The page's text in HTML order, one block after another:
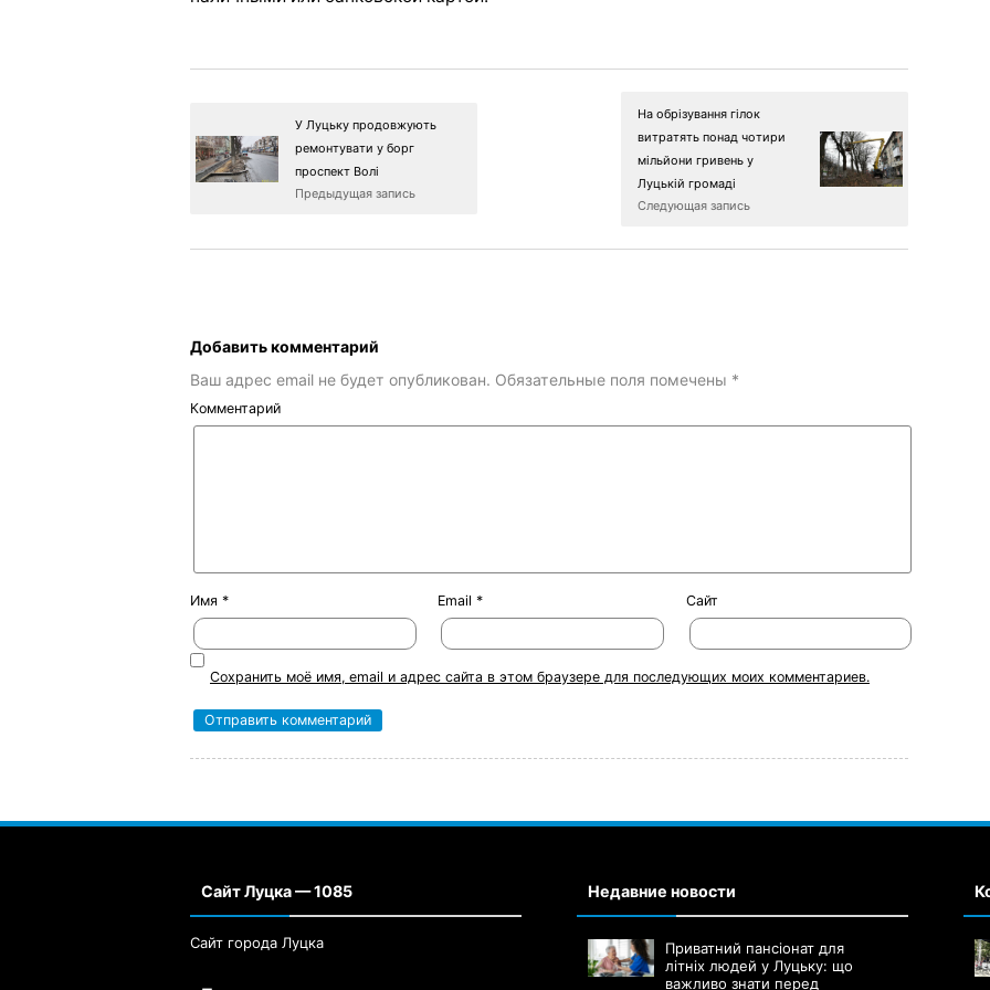
У Луцьку продовжують
ремонтувати у борг
проспект Волі
Предыдущая запись
На обрізування гілок
витратять понад чотири
мільйони гривень у
Луцькій громаді
Следующая запись
Добавить комментарий
Ваш адрес email не будет опубликован. Обязательные поля помечены *
Комментарий
Имя * Email* Сайт
Сохранить моё имя, email и адрес сайта в этом браузере для последующих моих комментариев.
Сайт Луцка — 1085
Сайт города Луцка
Недавние новости
Приватний пансіонат для
літніх людей у Луцьку: що
важливо знати перед